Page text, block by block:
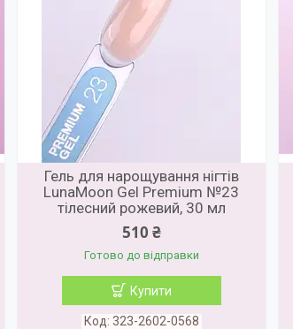
Гель для нарощування нігтів
LunaMoon Gel Premium №23
тілесний рожевий, 30 мл
510 ₴
Готово до відправки
Купити
323-2602-0568